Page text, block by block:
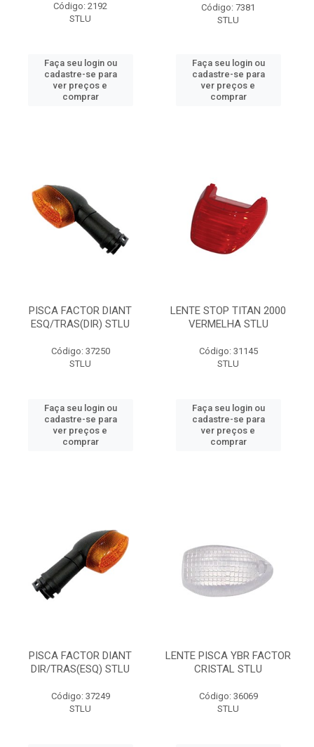
Código: 2192
STLU
Faça seu login ou
cadastre-se para
ver preços e
comprar
Código: 7381
STLU
Faça seu login ou
cadastre-se para
ver preços e
comprar
PISCA FACTOR DIANT
ESQ/TRAS(DIR) STLU
Código: 37250
STLU
Faça seu login ou
cadastre-se para
ver preços e
comprar
LENTE STOP TITAN 2000
VERMELHA STLU
Código: 31145
STLU
Faça seu login ou
cadastre-se para
ver preços e
comprar
PISCA FACTOR DIANT
DIR/TRAS(ESQ) STLU
Código: 37249
STLU
LENTE PISCA YBR FACTOR
CRISTAL STLU
Código: 36069
STLU